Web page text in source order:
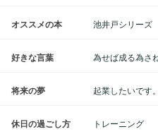
オススメの本 池井戸シリーズ
好きな言葉 為せば成る為さ
将来の夢 起業したいです。
休日の過ごし方 トレーニング